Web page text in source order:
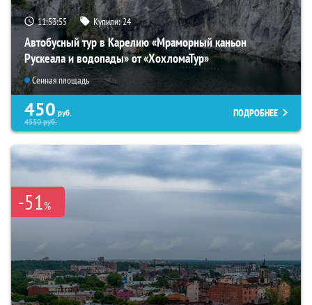
11:53:54 Купили:24
Автобусный тур в Карелию «Мраморный каньон
Рускеала и водопады» от «ХохломаТур»
Сенная площадь
450 руб.
4550руб.
ПОДРОБНЕЕ
-51%